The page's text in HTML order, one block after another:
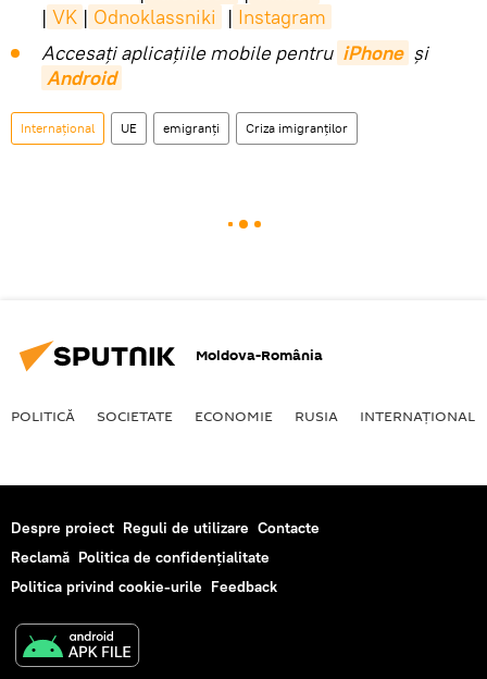
| VK | Odnoklassniki | Instagram
Accesaţi aplicaţiile mobile pentru iPhone și
Android
Internaţional UE emigranți Criza imigranților
Moldova-România
POLITICĂ SOCIETATE ECONOMIE RUSIA INTERNAŢIONAL
Despre proiect Reguli de utilizare Contacte
Reclamă Politica de confidențialitate
Politica privind cookie-urile Feedback